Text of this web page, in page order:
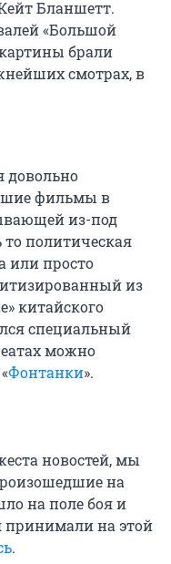
Бланшетт.
«Большой
брали
смотрах, в
довольно
фильмы в
из-под
политическая
или просто
из
китайского
специальный
можно
Фонтанки».
новостей, мы
на
на поле боя и
принимали на этой
.